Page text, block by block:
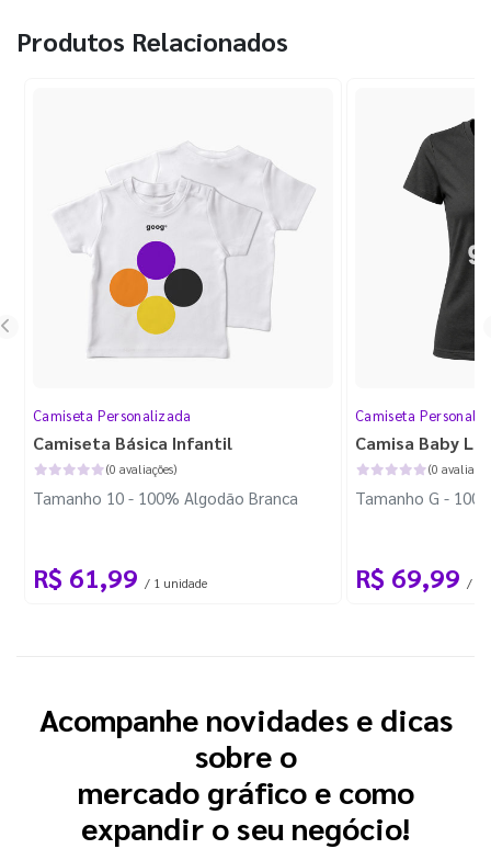
Produtos Relacionados
Camiseta Personalizada
Camiseta Básica Infantil
(0 avaliações)
Tamanho 10 - 100% Algodão Branca
R$ 61,99 / 1 unidade
Camiseta
Camisa Baby
(0
Tamanho G -
R$ 69,99 / 1
Acompanhe novidades e dicas
sobre o
mercado gráfico e como
expandir o seu negócio!